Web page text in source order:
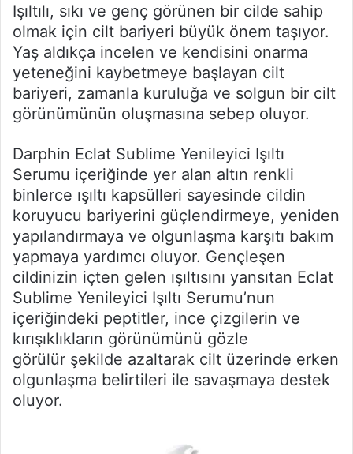
Işıltılı, sıkı ve genç görünen bir cilde sahip
olmak için cilt bariyeri büyük önem taşıyor.
Yaş aldıkça incelen ve kendisini onarma
yeteneğini kaybetmeye başlayan cilt
bariyeri, zamanla kuruluğa ve solgun bir cilt
görünümünün oluşmasına sebep oluyor.
Darphin Eclat Sublime Yenileyici Işıltı
Serumu içeriğinde yer alan altın renkli
binlerce ışıltı kapsülleri sayesinde cildin
koruyucu bariyerini güçlendirmeye, yeniden
yapılandırmaya ve olgunlaşma karşıtı bakım
yapmaya yardımcı oluyor. Gençleşen
cildinizin içten gelen ışıltısını yansıtan Eclat
Sublime Yenileyici Işıltı Serumu’nun
içeriğindeki peptitler, ince çizgilerin ve
kırışıklıkların görünümünü gözle
görülür şekilde azaltarak cilt üzerinde erken
olgunlaşma belirtileri ile savaşmaya destek
oluyor.